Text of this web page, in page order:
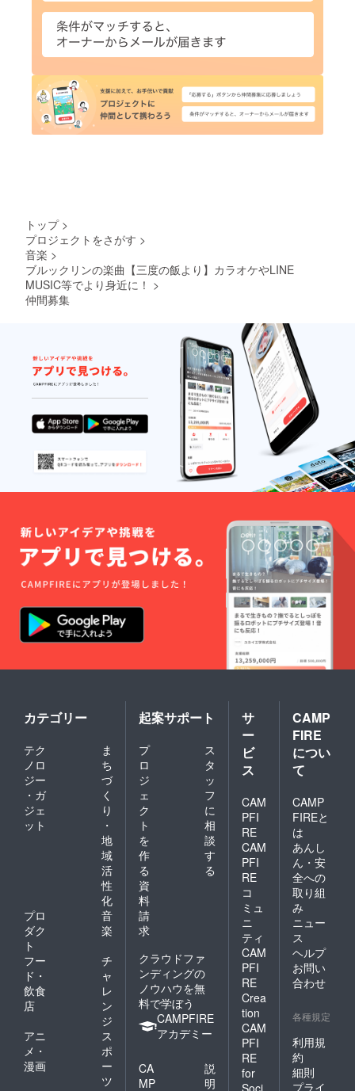
トップ >
プロジェクトをさがす >
音楽 >
ブルックリンの楽曲【三度の飯より】カラオケやLINE
MUSIC等でより身近に！ >
仲間募集
カテゴリー
テク
ノロ
ジー
・ガ
ジェ
ット
ま
ち
づ
く
り
・
地
域
活
性
化
プロ
ダク
ト
音
楽
フー
ド・
飲食
店
チ
ャ
レ
ン
ジ
アニ
メ・
漫画
ス
ポ
ー
ツ
起案サポート
プ
ロ
ジ
ェ
ク
ト
を
作
る
ス
タ
ッ
フ
に
相
談
す
る
資
料
請
求
クラウドファ
ンディングの
ノウハウを無
料で学ぼう
CAMPFIRE
アカデミー
CA
MP
説
明
サ
ー
ビ
ス
CAM
PFI
RE
CAM
PFI
RE
コ
ミュ
ニ
ティ
CAM
PFI
RE
Crea
tion
CAM
PFI
RE
for
CAMP
FIRE
につい
て
CAMP
FIREと
は
あんし
ん・安
全への
取り組
み
ニュー
ス
ヘルプ
お問い
合わせ
各種規定
利用規
約
細則
プライ